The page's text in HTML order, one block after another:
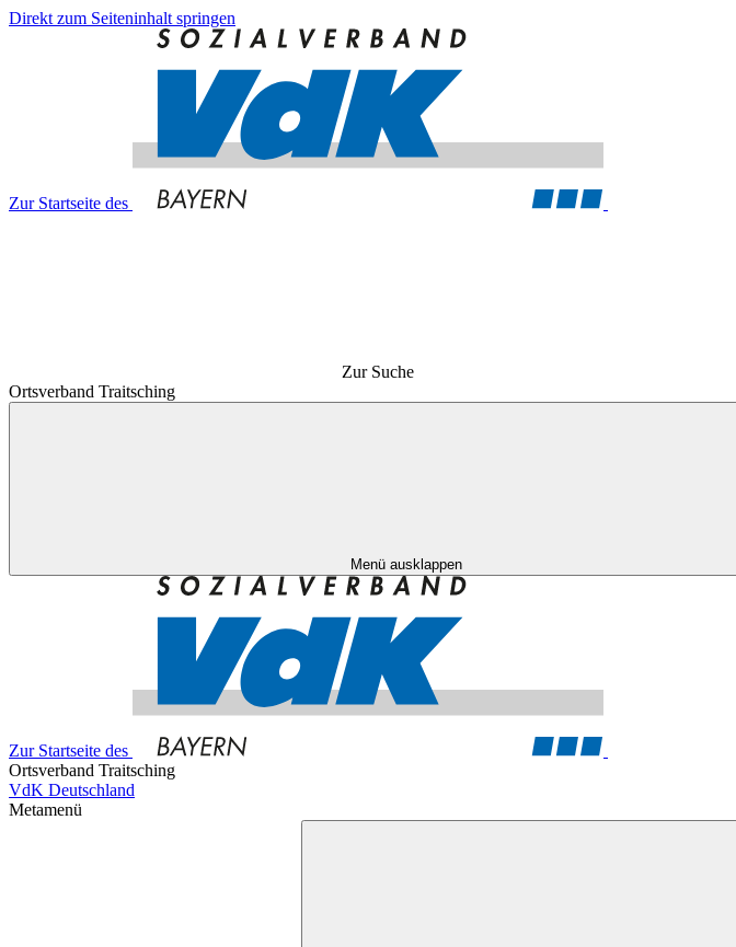
Direkt zum Seiteninhalt springen
Zur Startseite des
Zur Suche
Ortsverband Traitsching
Menü ausklappen
Zur Startseite des
Ortsverband Traitsching
VdK Deutschland
Metamenü